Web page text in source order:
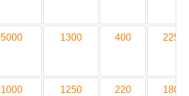
5000 1300 400 2250
1000 1250 220 1800